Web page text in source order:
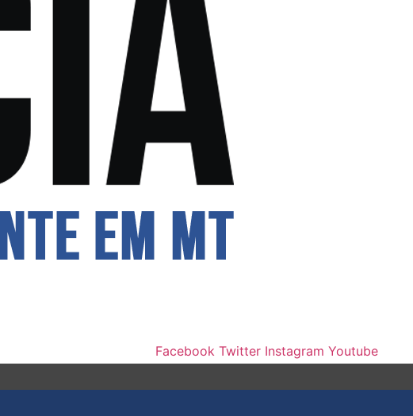
Facebook Twitter Instagram Youtube